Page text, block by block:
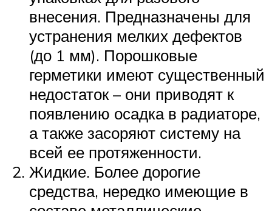
внесения. Предназначены для
устранения мелких дефектов
(до 1 мм). Порошковые
герметики имеют существенный
недостаток – они приводят к
появлению осадка в радиаторе,
а также засоряют систему на
всей ее протяженности.
Жидкие. Более дорогие
средства, нередко имеющие в